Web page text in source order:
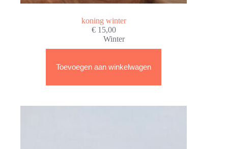
koning winter
€15,00
Winter
Toevoegen aan winkelwagen